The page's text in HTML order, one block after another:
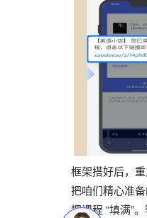
框架搭好后，
把咱们精心准
把课程 “填满”